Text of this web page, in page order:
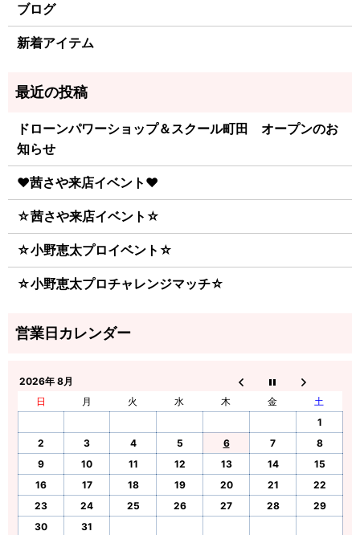
ブログ
新着アイテム
ドローンパワーショップ＆スクール町田 オープンのお
知らせ
♥茜さや来店イベント♥
☆茜さや来店イベント☆
☆小野恵太プロイベント☆
☆小野恵太プロチャレンジマッチ☆
2026年 8月
日
月 火 水 木 金
土
1
2
3 4 5 6 7
8
9
10 11 12 13 14
15
16
17 18 19 20 21
22
23
24 25 26 27 28
29
30
31